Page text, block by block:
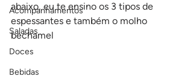
Acompanhamentos
Saladas
Doces
Bebidas
abaixo, eu te ensino os 3 tipos de
espessantes e também o molho
bechamel